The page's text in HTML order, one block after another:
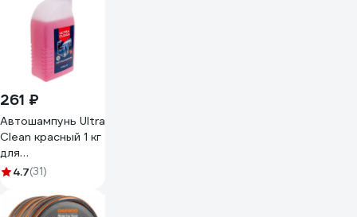
261 ₽
Автошампунь Ultra
Clean красный 1 кг
для
бесконтактной
V900101
4.7(31)